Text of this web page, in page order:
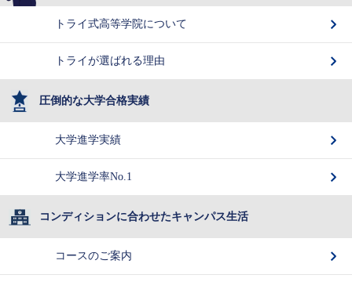
トライ式高等学院について
トライが選ばれる理由
圧倒的な大学合格実績
大学進学実績
大学進学率No.1
コンディションに合わせたキャンパス生活
コースのご案内